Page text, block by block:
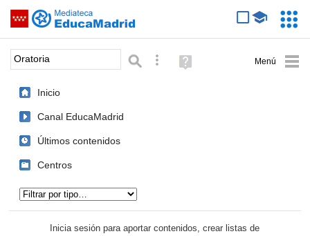
Saltar navegación
Palabra o frase: Búsqueda avanzada
Ayuda
(en
Inicio
Canal EducaMadrid
Últimos contenidos
Centros
Inicia sesión para aportar contenidos, crear listas de